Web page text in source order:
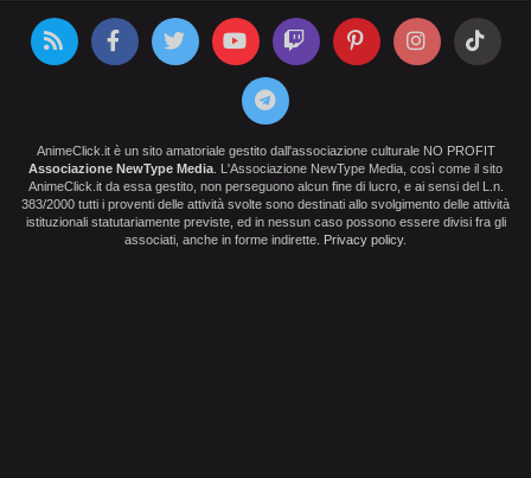
AnimeClick.it è un sito amatoriale gestito dall'associazione culturale NO PROFIT
Associazione NewType Media . L'Associazione NewType Media, così come il sito
AnimeClick.it da essa gestito, non perseguono alcun fine di lucro, e ai sensi del L.n.
383/2000 tutti i proventi delle attività svolte sono destinati allo svolgimento delle attività
istituzionali statutariamente previste, ed in nessun caso possono essere divisi fra gli
associati, anche in forme indirette. Privacy policy.